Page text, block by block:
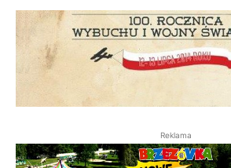
Reklama